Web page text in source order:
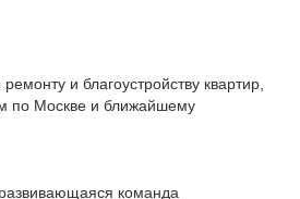
и благоустройству квартир,
по Москве и ближайшему
команда